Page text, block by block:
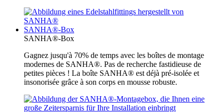
SANHA®-Box
SANHA®-Box
Gagnez jusqu'à 70% de temps avec les boîtes de montage
modernes de SANHA®. Pas de recherche fastidieuse de
petites pièces ! La boîte SANHA® est déjà pré-isolée et
insonorisée grâce à son corps en mousse robuste.